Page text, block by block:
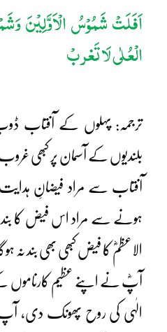
اَفَلَتْ شَمُوْسُ الْاَوَّلِیْنَ
الْعُلٰی لَا تَغربْ
ترجمہ: پہلوں کے آفتاب
بلندیوں کے آسمان پر کبھی غروب
آفتاب سے مراد فیضانِ
ہونے سے مراد اس فیض کا بند
الاعظمؓ کا فیض کبھی بھی بند نہ
آپؓ نے اپنے عظیم کارناموں
الٰہی کی روح پھونک دی، آپ